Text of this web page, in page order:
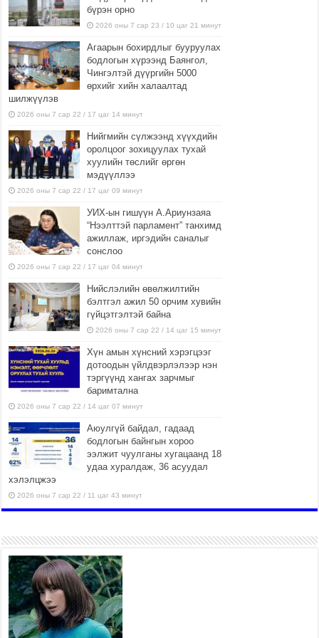
бүрэн орно
2026 оны 7 сар 23 / 10 цаг 21 минут
Агаарын бохирдлыг бууруулах
бодлогын хүрээнд Баянгол,
Чингэлтэй дүүргийн 5000
өрхийг хийн халаалтад
шилжүүлэв
2026 оны 7 сар 22 / 17 цаг 14 минут
Нийгмийн сүлжээнд хүүхдийн
оролцоог зохицуулах тухай
хуулийн төслийг өргөн
мэдүүллээ
2026 оны 7 сар 22 / 17 цаг 09 минут
УИХ-ын гишүүн А.Ариунзаяа
“Нээлттэй парламент” танхимд
ажиллаж, иргэдийн саналыг
сонслоо
2026 оны 7 сар 22 / 17 цаг 04 минут
Нийслэлийн өвөлжилтийн
бэлтгэл ажил 50 орчим хувийн
гүйцэтгэлтэй байна
2026 оны 7 сар 22 / 14 цаг 15 минут
Хүн амын хүнсний хэрэгцээг
дотоодын үйлдвэрлэлээр нэн
тэргүүнд хангах зарчмыг
баримтална
2026 оны 7 сар 22 / 14 цаг 07 минут
Аюулгүй байдал, гадаад
бодлогын байнгын хороо
ээлжит чуулганы хугацаанд 18
удаа хуралдаж, 36 асуудал
хэлэлцжээ
2026 оны 7 сар 22 / 11 цаг 43 минут
боломжтой-Хүүхэд хөгжүүлэх
төв” байгуулах төсөлд төр,
хувийн хэвшлийн түншлэлийн хүрээнд хамтран
ажиллахыг урьж байна
2026 оны 7 сар 22 / 9 цаг 28 минут
Б.Пүрэвдагва: “Урт цагаан”-ыг
залуучууд чөлөөт цагаа